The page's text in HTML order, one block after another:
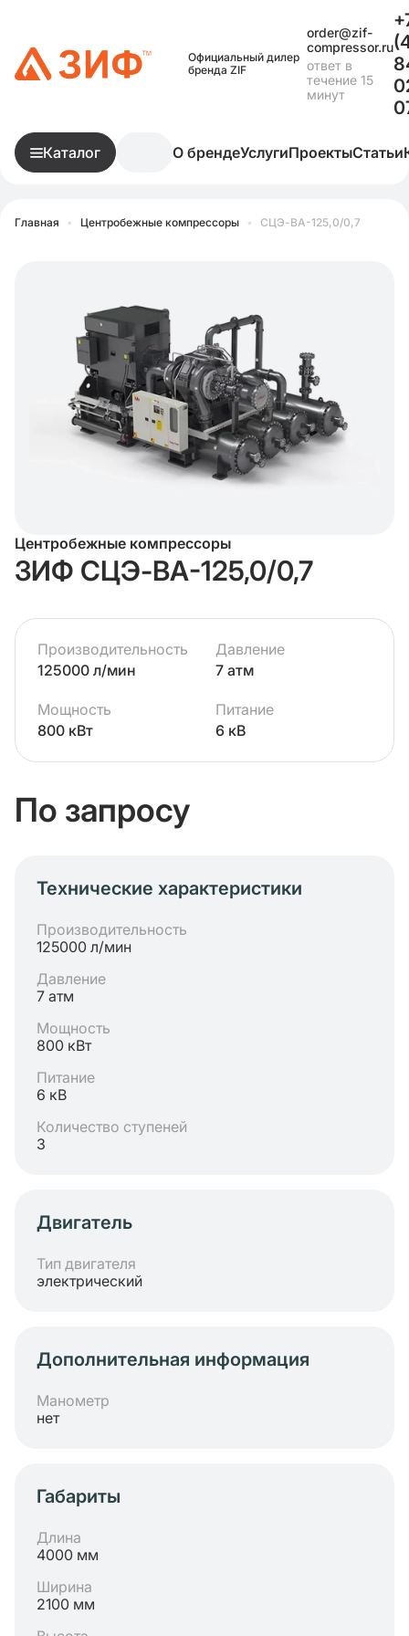
Официальный дилер
бренда ZIF
order@zif-
compressor.ru
ответ в
течение 15
минут
Каталог О брендеУслугиПроектыСтатьи
Главная • Центробежные компрессоры • СЦЭ-ВА-125,0/0,7
Центробежные компрессоры
ЗИФ СЦЭ-ВА-125,0/0,7
Производительность
125000 л/мин
Давление
7 атм
Мощность
800 кВт
Питание
6 кВ
По запросу
Технические характеристики
Производительность
125000 л/мин
Давление
7 атм
Мощность
800 кВт
Питание
6 кВ
Количество ступеней
3
Двигатель
Тип двигателя
электрический
Дополнительная информация
Манометр
нет
Габариты
Длина
4000 мм
Ширина
2100 мм